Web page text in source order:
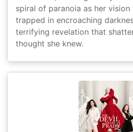
spiral of paranoia as her
trapped in encroaching
terrifying revelation that
thought she knew.